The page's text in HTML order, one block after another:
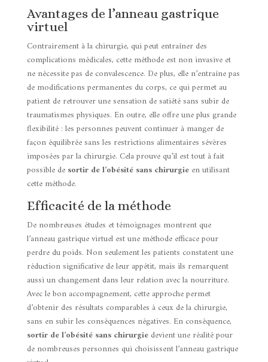
Avantages de l’anneau gastrique
virtuel
Contrairement à la chirurgie, qui peut entraîner des
complications médicales, cette méthode est non invasive et
ne nécessite pas de convalescence. De plus, elle n’entraîne pas
de modifications permanentes du corps, ce qui permet au
patient de retrouver une sensation de satiété sans subir de
traumatismes physiques. En outre, elle offre une plus grande
flexibilité : les personnes peuvent continuer à manger de
façon équilibrée sans les restrictions alimentaires sévères
imposées par la chirurgie. Cela prouve qu’il est tout à fait
possible de sortir de l’obésité sans chirurgieen utilisant
cette méthode.
Efficacité de la méthode
De nombreuses études et témoignages montrent que
l’anneau gastrique virtuel est une méthode efficace pour
perdre du poids. Non seulement les patients constatent une
réduction significative de leur appétit, mais ils remarquent
aussi un changement dans leur relation avec la nourriture.
Avec le bon accompagnement, cette approche permet
d’obtenir des résultats comparables à ceux de la chirurgie,
sans en subir les conséquences négatives. En conséquence,
sortir de l’obésité sans chirurgiedevient une réalité pour
de nombreuses personnes qui choisissent l’anneau gastrique